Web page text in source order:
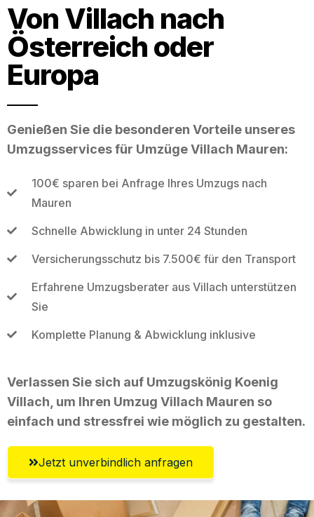
Von Villach nach
Österreich oder
Europa
Genießen Sie die besonderen Vorteile unseres
Umzugsservices für Umzüge Villach Mauren:
100€ sparen bei Anfrage Ihres Umzugs nach
Mauren
Schnelle Abwicklung in unter 24 Stunden
Versicherungsschutz bis 7.500€ für den Transport
Erfahrene Umzugsberater aus Villach unterstützen
Sie
Komplette Planung & Abwicklung inklusive
Verlassen Sie sich auf Umzugskönig Koenig
Villach, um Ihren Umzug Villach Mauren so
einfach und stressfrei wie möglich zu gestalten.
Jetzt unverbindlich anfragen